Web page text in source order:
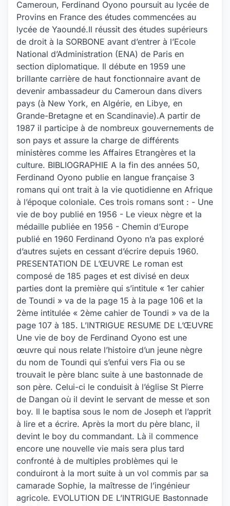
Cameroun, Ferdinand Oyono poursuit au lycée de
Provins en France des études commencées au
lycée de Yaoundé.Il réussit des études supérieurs
de droit à la SORBONE avant d’entrer à l’Ecole
National d’Administration (ENA) de Paris en
section diplomatique. Il débute en 1959 une
brillante carrière de haut fonctionnaire avant de
devenir ambassadeur du Cameroun dans divers
pays (à New York, en Algérie, en Libye, en
Grande-Bretagne et en Scandinavie).A partir de
1987 il participe à de nombreux gouvernements de
son pays et assure la charge de différents
ministères comme les Affaires Etrangères et la
culture. BIBLIOGRAPHIE A la fin des années 50,
Ferdinand Oyono publie en langue française 3
romans qui ont trait à la vie quotidienne en Afrique
à l’époque coloniale. Ces trois romans sont : - Une
vie de boy publié en 1956 - Le vieux nègre et la
médaille publiée en 1956 - Chemin d’Europe
publié en 1960 Ferdinand Oyono n’a pas exploré
d’autres sujets en cessant d’écrire depuis 1960.
PRESENTATION DE L’ŒUVRE Le roman est
composé de 185 pages et est divisé en deux
parties dont la première qui s’intitule « 1er cahier
de Toundi » va de la page 15 à la page 106 et la
2ème intitulée « 2ème cahier de Toundi » va de la
page 107 à 185. L’INTRIGUE RESUME DE L’ŒUVRE
Une vie de boy de Ferdinand Oyono est une
œuvre qui nous relate l’histoire d’un jeune nègre
du nom de Toundi qui s’enfui vers Fia ou se
trouvait le père blanc suite à une bastonnade de
son père. Celui-ci le conduisit à l’église St Pierre
de Dangan où il devint le servant de messe et son
boy. Il le baptisa sous le nom de Joseph et l’apprit
à lire et a écrire. Après la mort du père blanc, il
devint le boy du commandant. Là il commence
encore une nouvelle vie mais sera plus tard
confronté à de multiples problèmes qui le
conduiront à la mort suite à un vol commis par sa
camarade Sophie, la maîtresse de l’ingénieur
agricole. EVOLUTION DE L’INTRIGUE Bastonnade